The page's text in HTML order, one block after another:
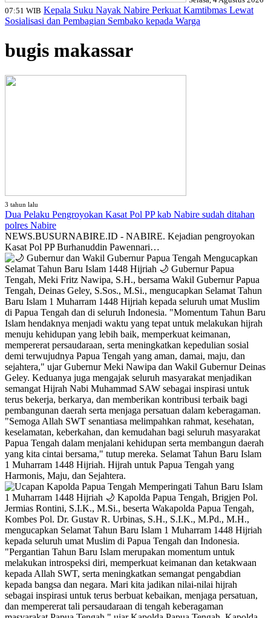
07:51 WIB Kepala Suku Nayak Nabire Perkuat Kamtibmas Lewat
Sosialisasi dan Pembagian Sembako kepada Warga
bugis makassar
3 tahun lalu
Dua Pelaku Pengroyokan Kasat Pol PP kab Nabire sudah ditahan
polres Nabire
NEWS.BUSURNABIRE.ID - NABIRE. Kejadian pengroyokan
Kasat Pol PP Burhanuddin Pawennari…